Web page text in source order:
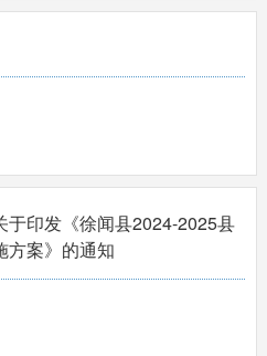
于印发《徐闻县2024-2025县
方案》的通知